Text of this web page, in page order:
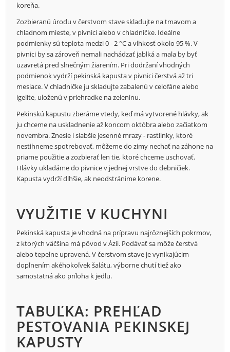
koreňa.
Zozbieranú úrodu v čerstvom stave skladujte na tmavom a
chladnom mieste, v pivnici alebo v chladničke. Ideálne
podmienky sú teplota medzi 0 - 2 °C a vlhkosť okolo 95 %. V
pivnici by sa zároveň nemali nachádzať jablká a mala by byť
uzavretá pred slnečným žiarením. Pri dodržaní vhodných
podmienok vydrží pekinská kapusta v pivnici čerstvá až tri
mesiace. V chladničke ju skladujte zabalenú v celofáne alebo
igelite, uloženú v priehradke na zeleninu.
Pekinskú kapustu zberáme vtedy, keď má vytvorené hlávky, ak
ju chceme na uskladnenie až koncom októbra alebo začiatkom
novembra. Znesie i slabšie jesenné mrazy - rastlinky, ktoré
nestihneme spotrebovať, môžeme do zimy nechať na záhone na
priame použitie a zozbierať len tie, ktoré chceme uschovať.
Hlávky ukladáme do pivnice v jednej vrstve do debničiek.
Kapusta vydrží dlhšie, ak neodstránime korene.
VYUŽITIE V KUCHYNI
Pekinská kapusta je vhodná na prípravu najrôznejších pokrmov,
z ktorých väčšina má pôvod v Ázii. Podávať sa môže čerstvá
alebo tepelne upravená. V čerstvom stave je vynikajúcim
doplnením akéhokoľvek šalátu, výborne chutí tiež ako
samostatná ako príloha k jedlu.
TABUĽKA: PREHĽAD
PESTOVANIA PEKINSKEJ
KAPUSTY